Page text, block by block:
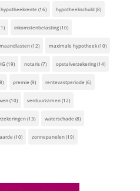
hypotheekrente (16) hypotheekschuld(8)
inkomstenbelasting(10)
maandlasten(12) maximale hypotheek(10)
(19) notaris(7) opstalverzekering(14)
premie (9) rentevastperiode (6)
(10) verduurzamen(12)
(13) waterschade (8)
(10) zonnepanelen(19)